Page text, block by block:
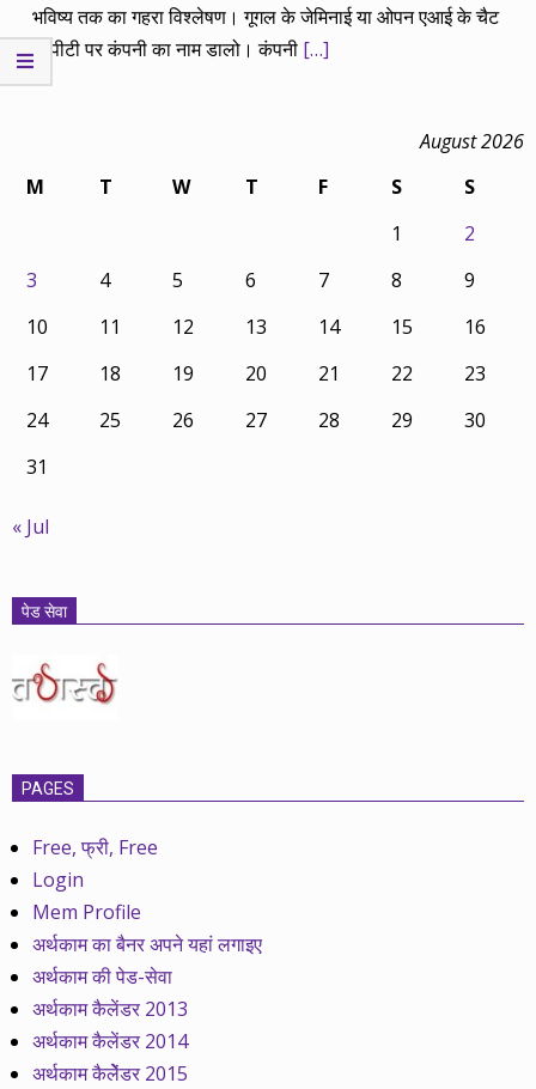
भविष्य तक का गहरा विश्लेषण। गूगल के जेमिनाई या ओपन एआई के चैट
जीपीटी पर कंपनी का नाम डालो। कंपनी […]
August 2026
M
T W T F S
S
1
2
3
4 5 6 7 8
9
10
11 12 13 14 15
16
17
18 19 20 21 22
23
24
25 26 27 28 29
30
31
« Jul
पेड सेवा
PAGES
Free, फ्री, Free
Login
Mem Profile
अर्थकाम का बैनर अपने यहां लगाइए
अर्थकाम की पेड-सेवा
अर्थकाम कैलेंडर 2013
अर्थकाम कैलेंडर 2014
अर्थकाम कैलेेंडर 2015